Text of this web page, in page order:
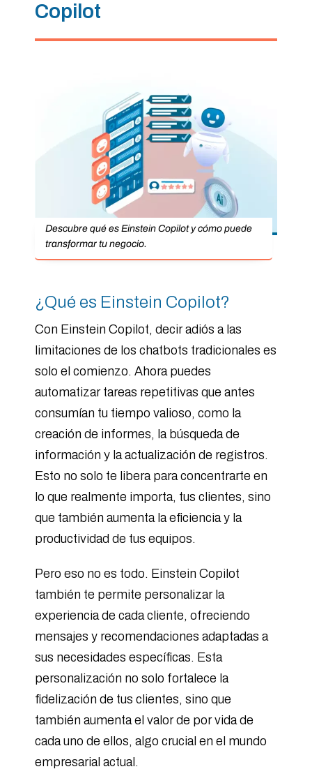
Copilot
Descubre qué es Einstein Copilot y cómo puede
transformar tu negocio.
¿Qué es Einstein Copilot?
Con Einstein Copilot, decir adiós a las
limitaciones de los chatbots tradicionales es
solo el comienzo. Ahora puedes
automatizar tareas repetitivas que antes
consumían tu tiempo valioso, como la
creación de informes, la búsqueda de
información y la actualización de registros.
Esto no solo te libera para concentrarte en
lo que realmente importa, tus clientes, sino
que también aumenta la eficiencia y la
productividad de tus equipos.
Pero eso no es todo. Einstein Copilot
también te permite personalizar la
experiencia de cada cliente, ofreciendo
mensajes y recomendaciones adaptadas a
sus necesidades específicas. Esta
personalización no solo fortalece la
fidelización de tus clientes, sino que
también aumenta el valor de por vida de
cada uno de ellos, algo crucial en el mundo
empresarial actual.